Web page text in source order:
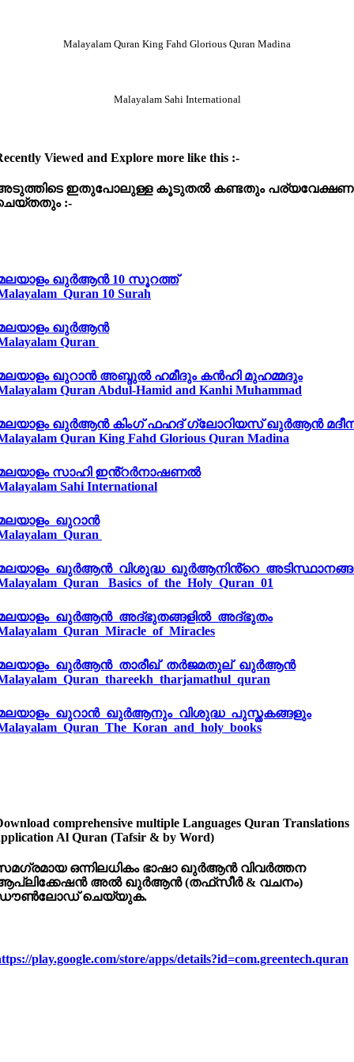
Malayalam Quran King Fahd Glorious Quran Madina
Malayalam Sahi International
Viewed and Explore more like this :-
ഇതുപോലുള്ള കൂടുതൽ കണ്ടതും
:-
ഖുർആൻ 10 സൂറത്ത്
Quran 10 Surah
ഖുർആൻ
Quran
ഖുറാൻ അബ്ദുൽ ഹമീദും കൻഹി മുഹമ്മദും
Quran Abdul-Hamid and Kanhi Muhammad
ഖുർആൻ കിംഗ് ഫഹദ് ഗ്ലോറിയസ് ഖുർആൻ
Quran King Fahd Glorious Quran Madina
സാഹി ഇൻ്റർനാഷണൽ
Sahi International
_Basics_of_the_Holy_Quran_01
comprehensive multiple Languages Quran Translations
Al Quran (Tafsir & by Word)
ഒന്നിലധികം ഭാഷാ ഖുർആൻ വിവർത്തന
അൽ ഖുർആൻ (തഫ്‌സീർ & വചനം)
ചെയ്യുക.
play.google.com/store/apps/details?id=com.greentech.quran